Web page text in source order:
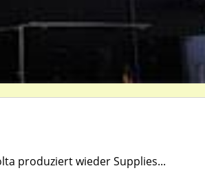
produziert wieder Supplies...